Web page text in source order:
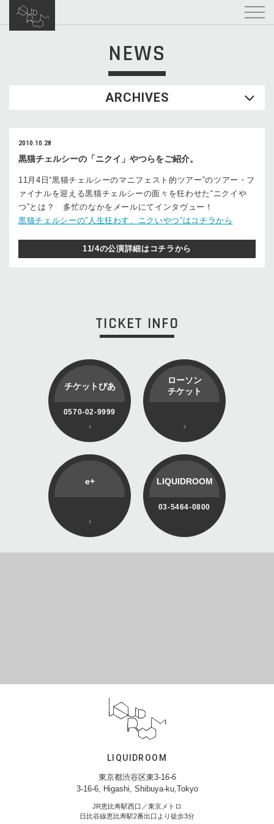
NEWS
ARCHIVES
2010.10.28
黒猫チェルシーの「ニクイ」やつらをご紹介。
11月4日“黒猫チェルシーのマニフェスト的ツアー”のツアー・フ
ァイナルを迎える黒猫チェルシーの面々を狂わせた“ニクイや
つ”とは？ 多忙のなかをメールにてインタヴュー！
黒猫チェルシーの”人生狂わす、ニクいやつ”はコチラから
11/4の公演詳細はコチラから
TICKET INFO
チケットぴあ
0570-02-9999
ローソン
チケット
e+ LIQUIDROOM
03-5464-0800
LIQUIDROOM
東京都渋谷区東3-16-6
3-16-6, Higashi, Shibuya-ku,Tokyo
JR恵比寿駅西口／東京メトロ
日比谷線恵比寿駅2番出口より徒歩3分